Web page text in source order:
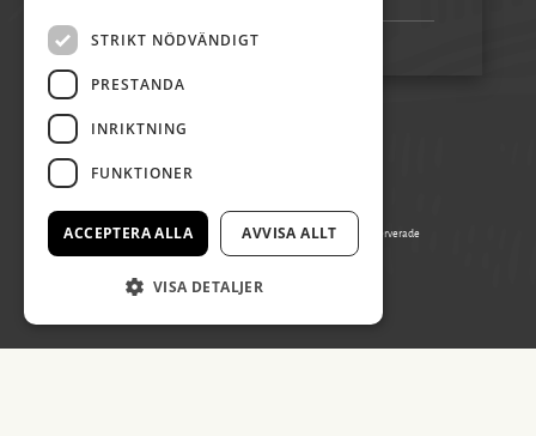
© Copyright 2026 Ölands Skördefest, alla rättigheter reserverade
Producerad av Gota Media Brand Studio
STRIKT NÖDVÄNDIGT
PRESTANDA
INRIKTNING
FUNKTIONER
ACCEPTERA ALLA AVVISA ALLT
VISA DETALJER